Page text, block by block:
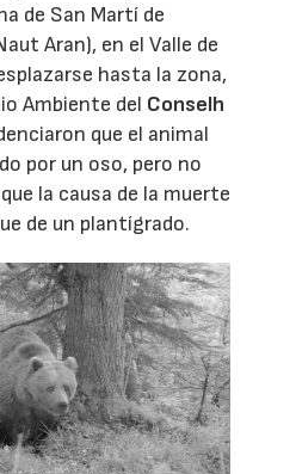
de San Martí de
Aran), en el Valle de
hasta la zona,
Ambiente del Conselh
que el animal
por un oso, pero no
la causa de la muerte
de un plantígrado.